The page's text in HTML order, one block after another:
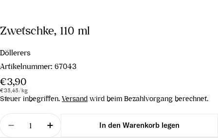
Zwetschke, 110 ml
Döllerers
Artikelnummer: 67043
Regulärer
Preis
€3,90
Stückpreis
€35,45/pro
kg
Steuer inbegriffen. Versand wird beim Bezahlvorgang berechnet.
Menge
Menge für Zwetschke, 110 ml verringern
Menge für Zwetschke, 110 ml erhöhen
In den Warenkorb legen